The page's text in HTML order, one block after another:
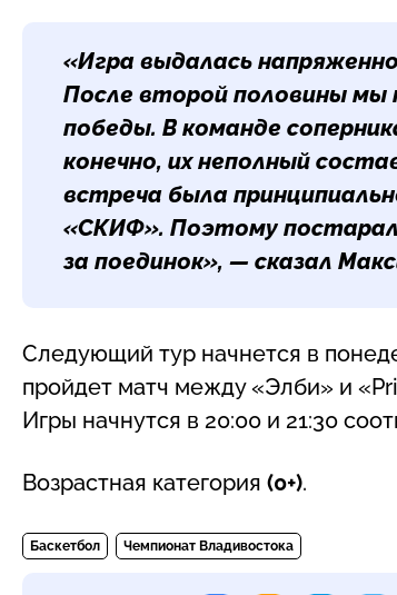
«Игра выдалась
После второй половины мы
победы. В команде
конечно, их неполный
встреча была
«СКИФ». Поэтому
за поединок», — сказал
Следующий тур начнется в
пройдет матч между «Элби» и
Игры начнутся в 20:00 и 21:30
Возрастная категория (0+).
Баскетбол Чемпионат Владивостока